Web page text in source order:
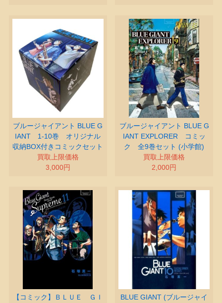
ブルージャイアント BLUE G
IANT 1-10巻 オリジナル
収納BOX付きコミックセット
買取上限価格
3,000円
ブルージャイアント BLUE G
IANT EXPLORER コミッ
ク 全9巻セット (小学館)
買取上限価格
2,000円
【コミック】ＢＬＵＥ ＧＩ
BLUE GIANT (ブルージャイ